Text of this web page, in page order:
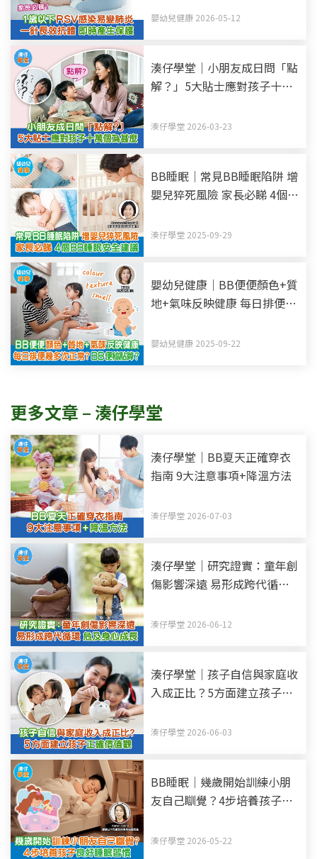
嬰幼兒健康 2026-05-12
湊仔學堂｜小朋友成日問「點
解？」5大貼士應對孩子十萬
湊仔學堂 2026-03-23
BB睡眠｜常見BB睡眠陷阱 增
嬰兒猝死風險 家長必睇 4個
湊仔學堂 2025-09-29
嬰幼兒健康｜BB便便顏色+質
地+氣味反映健康 每日排便幾
嬰幼兒健康 2025-09-22
更多文章 – 湊仔學堂
湊仔學堂｜BB夏天正確穿衣
指南 9大注意事項+降溫方法
湊仔學堂 2026-07-03
湊仔學堂｜研究證實：童年創
傷影響深遠 易形成跨代循環
湊仔學堂 2026-06-12
湊仔學堂｜孩子自信與家庭收
入成正比？5方面建立孩子正
湊仔學堂 2026-06-03
BB睡眠｜幾歲開始訓練小朋
友自己瞓覺？4步培養孩子良
湊仔學堂 2026-05-22